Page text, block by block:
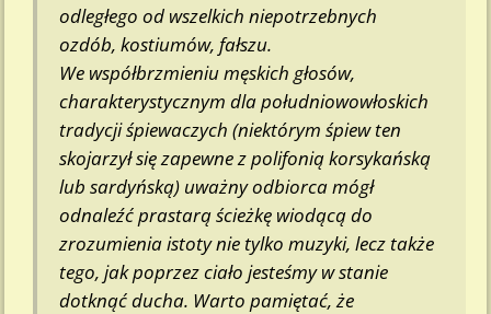
odległego od wszelkich niepotrzebnych
ozdób, kostiumów, fałszu.
We współbrzmieniu męskich głosów,
charakterystycznym dla południowowłoskich
tradycji śpiewaczych (niektórym śpiew ten
skojarzył się zapewne z polifonią korsykańską
lub sardyńską) uważny odbiorca mógł
odnaleźć prastarą ścieżkę wiodącą do
zrozumienia istoty nie tylko muzyki, lecz także
tego, jak poprzez ciało jesteśmy w stanie
dotknąć ducha. Warto pamiętać, że